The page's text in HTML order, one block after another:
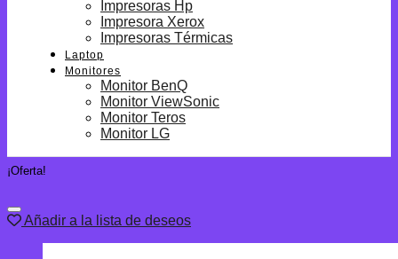
Impresoras Hp
Impresora Xerox
Impresoras Térmicas
Laptop
Monitores
Monitor BenQ
Monitor ViewSonic
Monitor Teros
Monitor LG
¡Oferta!
Añadir a la lista de deseos